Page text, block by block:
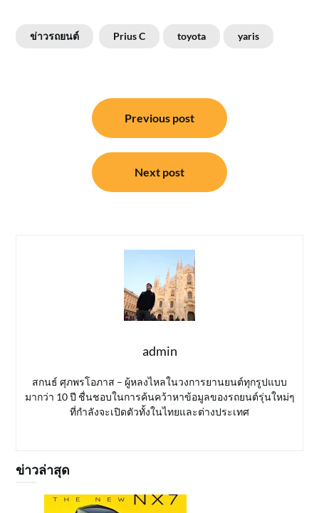
ข่าวรถยนต์ Prius C toyota yaris
Previous post
Next post
admin
สกนธ์ ศุภพรโอภาส – ผู้หลงไหลในวงการยานยนต์ทุกรูปแบบ
มากว่า 10 ปี ชื่นชอบในการค้นคว้าหาข้อมูลของรถยนต์รุ่นใหม่ๆ
ที่กำลังจะเปิดตัวทั้งในไทยและต่างประเทศ
ข่าวล่าสุด